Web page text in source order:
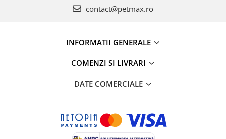
contact@petmax.ro
INFORMATII GENERALE
COMENZI SI LIVRARI
DATE COMERCIALE